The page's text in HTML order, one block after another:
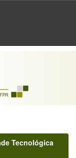
Tecnológica